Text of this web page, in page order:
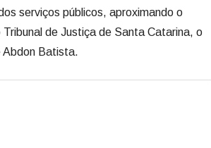
serviços públicos, aproximando o
de Justiça de Santa Catarina, o
Abdon Batista.